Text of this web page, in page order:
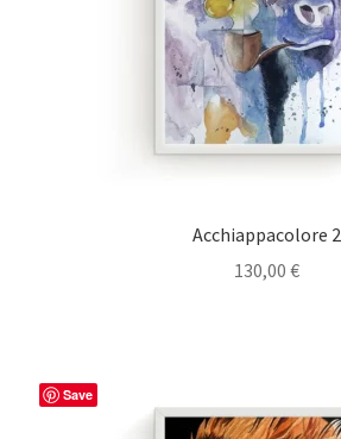
Acchiappacolore 2
130,00 €
Save